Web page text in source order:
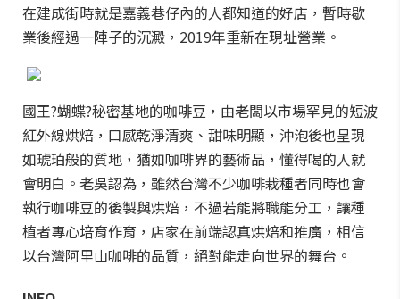
在建成街時就是嘉義巷仔內的人都知道的好店，暫時歇
業後經過一陣子的沉澱，2019年重新在現址營業。
國王?蝴蝶?秘密基地的咖啡豆，由老闆以市場罕見的短波
紅外線烘焙，口感乾淨清爽、甜味明顯，沖泡後也呈現
如琥珀般的質地，猶如咖啡界的藝術品，懂得喝的人就
會明白。老吳認為，雖然台灣不少咖啡栽種者同時也會
執行咖啡豆的後製與烘焙，不過若能將職能分工，讓種
植者專心培育作育，店家在前端認真烘焙和推廣，相信
以台灣阿里山咖啡的品質，絕對能走向世界的舞台。